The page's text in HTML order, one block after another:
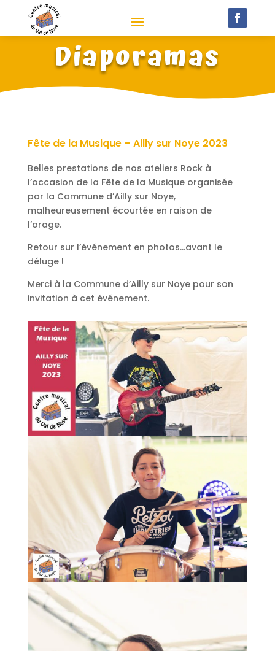
Diaporamas
Fête de la Musique – Ailly sur Noye 2023
Belles prestations de nos ateliers Rock à
l’occasion de la Fête de la Musique organisée
par la Commune d’Ailly sur Noye,
malheureusement écourtée en raison de
l’orage.
Retour sur l’événement en photos…avant le
déluge !
Merci à la Commune d’Ailly sur Noye pour son
invitation à cet événement.